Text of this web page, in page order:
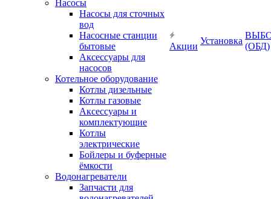
Насосы
Насосы для сточных
вод
Насосные станции
бытовые
Аксессуары для
насосов
Котельное оборудование
Котлы дизельные
Котлы газовые
Аксессуары и
комплектующие
Котлы
электрические
Бойлеры и буферные
ёмкости
Водонагреватели
Запчасти для
Акции
Установка
(ОБД)